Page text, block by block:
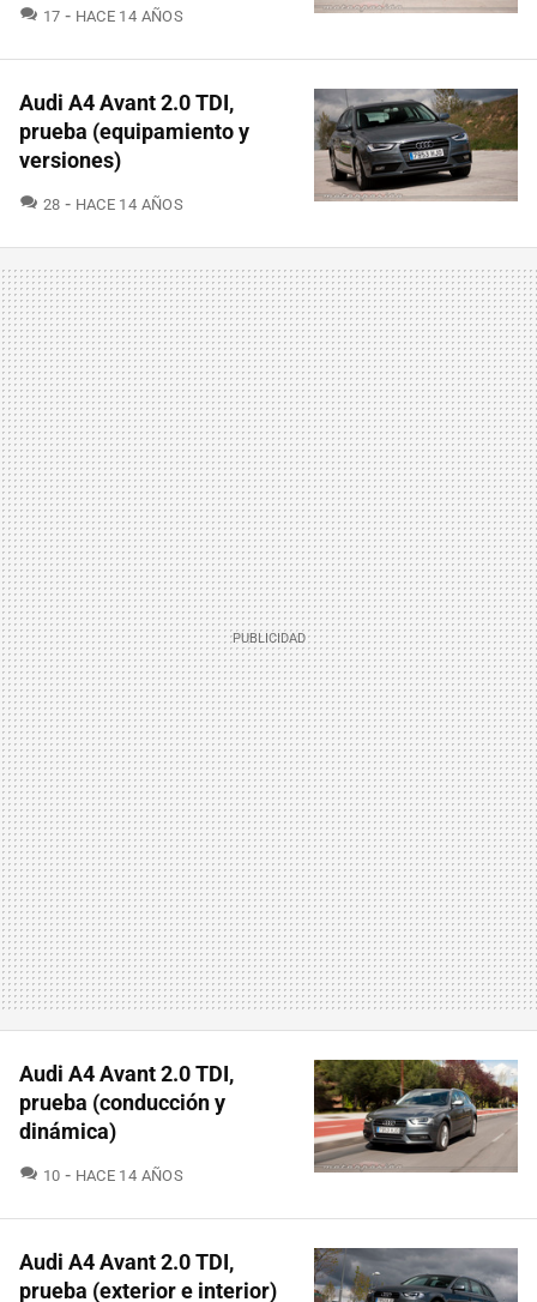
17 COMENTARIOS
HACE 14 AÑOS
Audi A4 Avant 2.0 TDI,
prueba (equipamiento y
versiones)
28 COMENTARIOS
HACE 14 AÑOS
Audi A4 Avant 2.0 TDI,
prueba (conducción y
dinámica)
10 COMENTARIOS
HACE 14 AÑOS
Audi A4 Avant 2.0 TDI,
prueba (exterior e interior)